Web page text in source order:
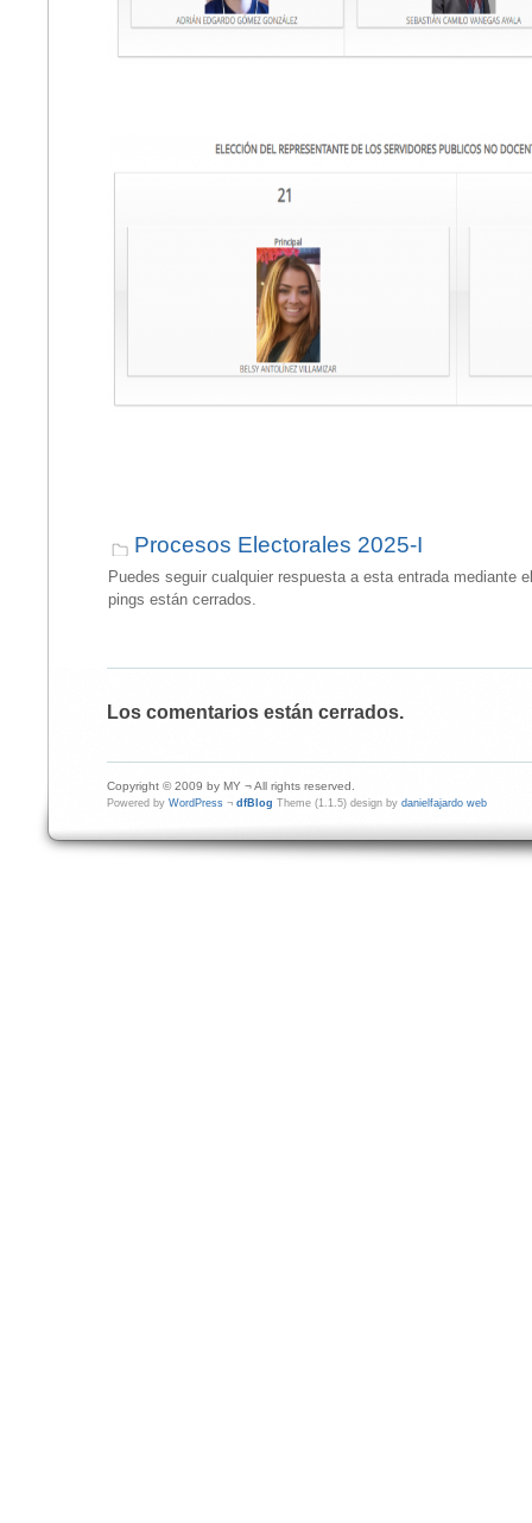
Procesos Electorales 2025-I
Puedes seguir cualquier respuesta a esta entrada mediante
pings están cerrados.
Los comentarios están cerrados.
Copyright © 2009 by MY ¬ All rights reserved.
Powered by WordPress ¬ dfBlog Theme (1.1.5) design by danielfajardo web